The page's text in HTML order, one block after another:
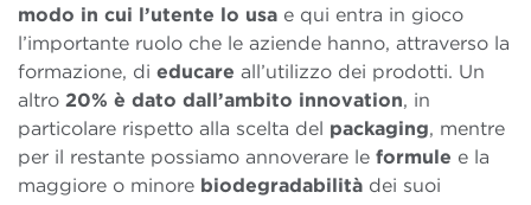
modo in cui l’utente lo usa e qui entra in gioco
l’importante ruolo che le aziende hanno, attraverso la
formazione, di educare all’utilizzo dei prodotti. Un
altro 20% è dato dall’ambito innovation, in
particolare rispetto alla scelta del packaging, mentre
per il restante possiamo annoverare le formule e la
maggiore o minore biodegradabilità dei suoi